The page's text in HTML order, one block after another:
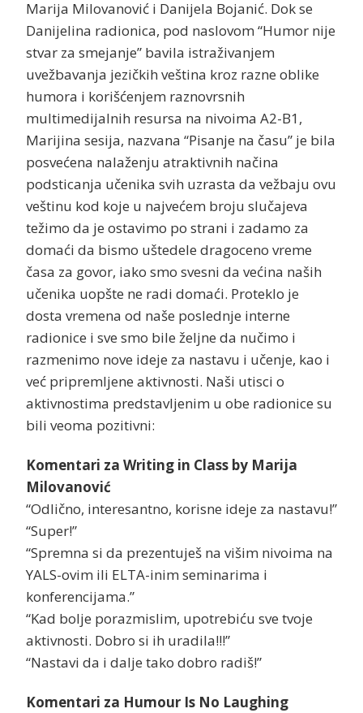
Marija Milovanović i Danijela Bojanić. Dok se
Danijelina radionica, pod naslovom “Humor nije
stvar za smejanje” bavila istraživanjem
uvežbavanja jezičkih veština kroz razne oblike
humora i korišćenjem raznovrsnih
multimedijalnih resursa na nivoima A2-B1,
Marijina sesija, nazvana “Pisanje na času” je bila
posvećena nalaženju atraktivnih načina
podsticanja učenika svih uzrasta da vežbaju ovu
veštinu kod koje u najvećem broju slučajeva
težimo da je ostavimo po strani i zadamo za
domaći da bismo uštedele dragoceno vreme
časa za govor, iako smo svesni da većina naših
učenika uopšte ne radi domaći. Proteklo je
dosta vremena od naše poslednje interne
radionice i sve smo bile željne da nučimo i
razmenimo nove ideje za nastavu i učenje, kao i
već pripremljene aktivnosti. Naši utisci o
aktivnostima predstavljenim u obe radionice su
bili veoma pozitivni:
Komentari za Writing in Class by Marija
Milovanović
“Odlično, interesantno, korisne ideje za nastavu!”
“Super!”
“Spremna si da prezentuješ na višim nivoima na
YALS-ovim ili ELTA-inim seminarima i
konferencijama.”
“Kad bolje porazmislim, upotrebiću sve tvoje
aktivnosti. Dobro si ih uradila!!!”
“Nastavi da i dalje tako dobro radiš!”
Komentari za Humour Is No Laughing